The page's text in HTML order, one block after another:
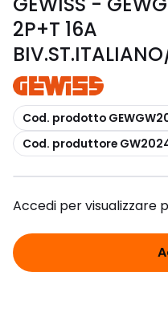
2P+T 16A
copia
Cod. prodotto
copia
Cod. produttore
Accedi per visualizzare